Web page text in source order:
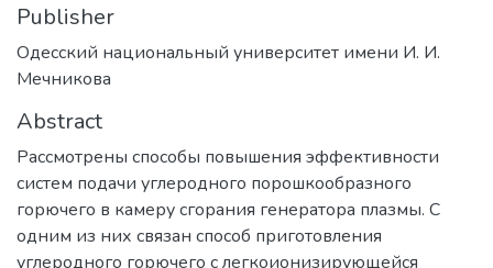
Publisher
Одесский национальный университет имени И. И.
Мечникова
Abstract
Рассмотрены способы повышения эффективности
систем подачи углеродного порошкообразного
горючего в камеру сгорания генератора плазмы. С
одним из них связан способ приготовления
углеродного горючего с легкоионизирующейся